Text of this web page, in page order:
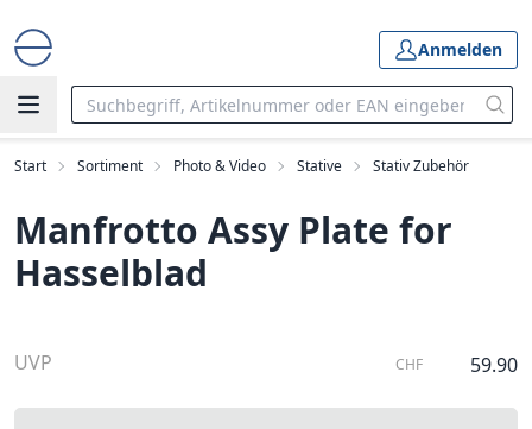
Anmelden
Start Sortiment Photo & Video Stative Stativ Zubehör
Manfrotto Assy Plate for
Hasselblad
UVP CHF 59.90